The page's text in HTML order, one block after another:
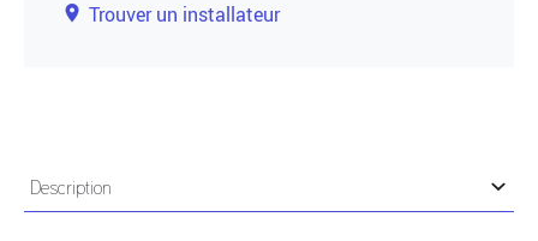
Trouver un installateur
Description